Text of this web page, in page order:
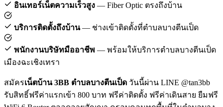
อินเทอร์เน็ตความเร็วสูง — Fiber Optic ตรงถึงบ้าน
บริการติดตั้งถึงบ้าน— ช่างเข้าติดตั้งที่ตำบลบางตีนเป็ด
พนักงานบริษัทมืออาชีพ — พร้อมให้บริการตำบลบางตีนเป็ด
เมืองฉะเชิงเทรา
สมัครเน็ตบ้าน 3BB ตำบลบางตีนเป็ด วันนี้ผ่าน LINE @tan3bb
รับสิทธิ์ฟรีค่าแรกเข้า 800 บาท ฟรีค่าติดตั้ง ฟรีค่าเดินสาย ยืมฟรี